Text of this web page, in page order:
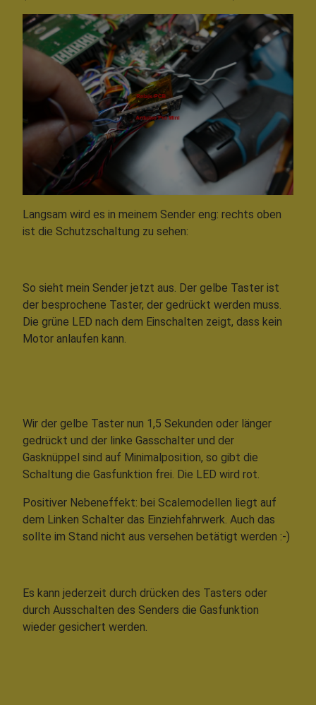
Langsam wird es in meinem Sender eng: rechts oben
ist die Schutzschaltung zu sehen:
So sieht mein Sender jetzt aus. Der gelbe Taster ist
der besprochene Taster, der gedrückt werden muss.
Die grüne LED nach dem Einschalten zeigt, dass kein
Motor anlaufen kann.
Wir der gelbe Taster nun 1,5 Sekunden oder länger
gedrückt und der linke Gasschalter und der
Gasknüppel sind auf Minimalposition, so gibt die
Schaltung die Gasfunktion frei. Die LED wird rot.
Positiver Nebeneffekt: bei Scalemodellen liegt auf
dem Linken Schalter das Einziehfahrwerk. Auch das
sollte im Stand nicht aus versehen betätigt werden :-)
Es kann jederzeit durch drücken des Tasters oder
durch Ausschalten des Senders die Gasfunktion
wieder gesichert werden.